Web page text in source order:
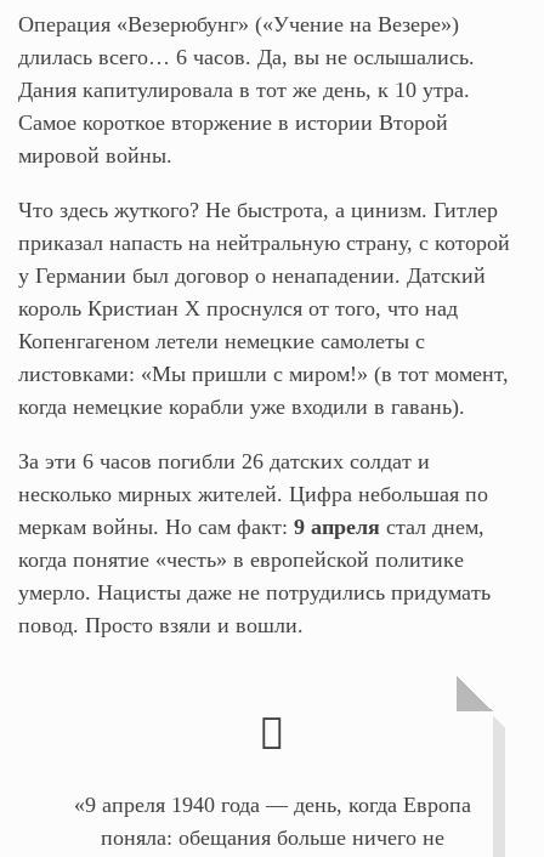
Операция «Везерюбунг» («Учение на Везере»)
длилась всего… 6 часов. Да, вы не ослышались.
Дания капитулировала в тот же день, к 10 утра.
Самое короткое вторжение в истории Второй
мировой войны.
Что здесь жуткого? Не быстрота, а цинизм. Гитлер
приказал напасть на нейтральную страну, с которой
у Германии был договор о ненападении. Датский
король Кристиан X проснулся от того, что над
Копенгагеном летели немецкие самолеты с
листовками: «Мы пришли с миром!» (в тот момент,
когда немецкие корабли уже входили в гавань).
За эти 6 часов погибли 26 датских солдат и
несколько мирных жителей. Цифра небольшая по
меркам войны. Но сам факт: 9 апреля стал днем,
когда понятие «честь» в европейской политике
умерло. Нацисты даже не потрудились придумать
повод. Просто взяли и вошли.
«9 апреля 1940 года — день, когда Европа
поняла: обещания больше ничего не